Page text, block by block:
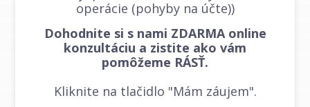
operácie (pohyby na účte))
Dohodnite si s nami ZDARMA online
konzultáciu a zistite ako vám
pomôžeme RÁSŤ.
Kliknite na tlačidlo "Mám záujem".